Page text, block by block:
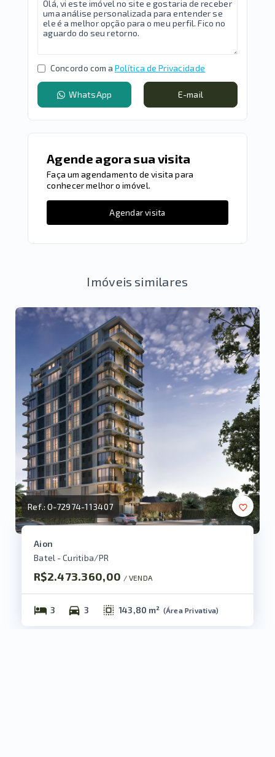
Concordo com a Política de Privacidade
WhatsApp E-mail
Agende agora sua visita
Faça um agendamento de visita para
conhecer melhor o imóvel.
Agendar visita
Imóveis similares
Ref.:O-72974-113407
Aion
Batel - Curitiba/PR
R$2.473.360,00 / VENDA
3 3 143,80 m² (Área Privativa)